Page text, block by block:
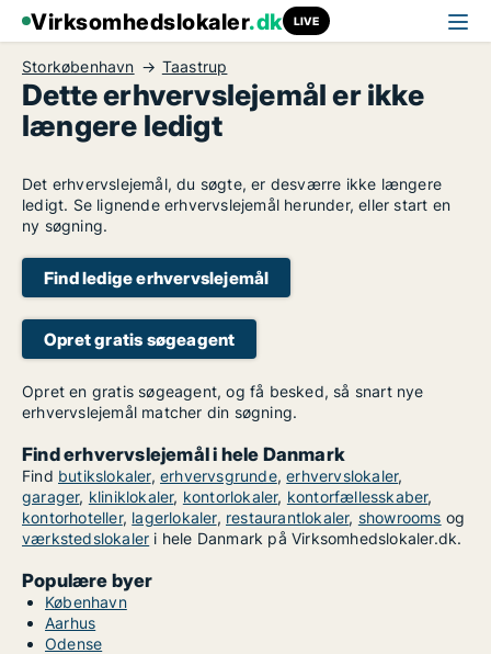
Virksomhedslokaler.dk LIVE
Storkøbenhavn Taastrup
Dette erhvervslejemål er ikke
længere ledigt
Det erhvervslejemål, du søgte, er desværre ikke længere
ledigt. Se lignende erhvervslejemål herunder, eller start en
ny søgning.
Find ledige erhvervslejemål
Opret gratis søgeagent
Opret en gratis søgeagent, og få besked, så snart nye
erhvervslejemål matcher din søgning.
Find erhvervslejemål i hele Danmark
Find butikslokaler,erhvervsgrunde,erhvervslokaler,
garager, kliniklokaler, kontorlokaler, kontorfællesskaber,
kontorhoteller, lagerlokaler, restaurantlokaler, showrooms og
værkstedslokaler i hele Danmark på Virksomhedslokaler.dk.
Populære byer
København
Aarhus
Odense